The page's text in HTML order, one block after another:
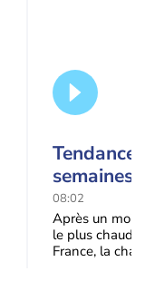
Tendance
semaines
septembre
08:02
Après un
le plus chaud
France, la